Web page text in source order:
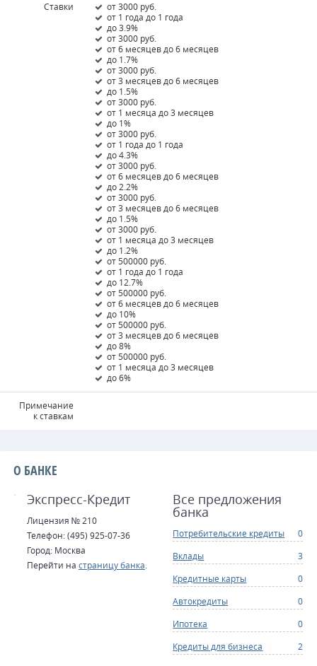
Ставки
от 3000 руб.
от 1 года до 1 года
до 3.9%
от 3000 руб.
от 6 месяцев до 6 месяцев
до 1.7%
от 3000 руб.
от 3 месяцев до 6 месяцев
до 1.5%
от 3000 руб.
от 1 месяца до 3 месяцев
до 1%
от 3000 руб.
от 1 года до 1 года
до 4.3%
от 3000 руб.
от 6 месяцев до 6 месяцев
до 2.2%
от 3000 руб.
от 3 месяцев до 6 месяцев
до 1.5%
от 3000 руб.
от 1 месяца до 3 месяцев
до 1.2%
от 500000 руб.
от 1 года до 1 года
до 12.7%
от 500000 руб.
от 6 месяцев до 6 месяцев
до 10%
от 500000 руб.
от 3 месяцев до 6 месяцев
до 8%
от 500000 руб.
от 1 месяца до 3 месяцев
до 6%
Примечание
к ставкам
О БАНКЕ
Экспресс-Кредит
Лицензия № 210
Телефон: (495) 925-07-36
Город: Москва
Перейти на страницу банка
Все предложения
банка
Потребительские кредиты
0
Вклады
3
Кредитные карты
0
Автокредиты
0
Ипотека
0
Кредиты для бизнеса
2